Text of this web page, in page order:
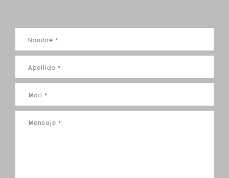
Nombre
Apellido
Mail
Mensaje